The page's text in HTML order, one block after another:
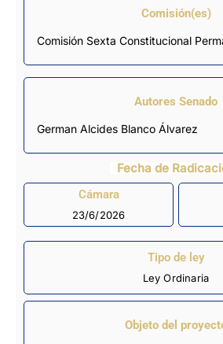
Comisión(es)
Comisión Sexta Constitucional
Autores Senado
German Alcides Blanco Álvarez
Fecha de
Cámara
23/6/2026
Tipo de ley
Ley Ordinaria
Objeto del